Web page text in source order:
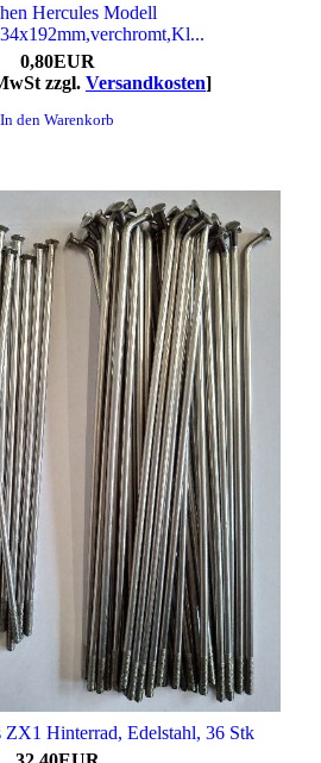
Hercules Modell
0,80EUR
zzgl. Versandkosten]
In den Warenkorb
ZX1 Hinterrad, Edelstahl, 36 Stk